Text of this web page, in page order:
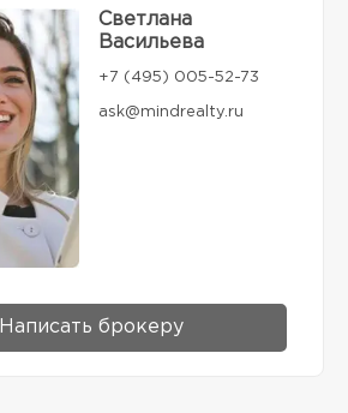
Светлана
Васильева
+7 (495) 005-52-73
ask@mindrealty.ru
Написать брокеру